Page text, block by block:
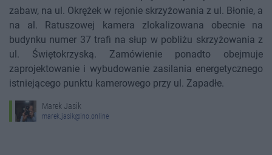
zabaw, na ul. Okrężek w rejonie skrzyżowania z ul. Błonie, a
na al. Ratuszowej kamera zlokalizowana obecnie na
budynku numer 37 trafi na słup w pobliżu skrzyżowania z
ul. Świętokrzyską. Zamówienie ponadto obejmuje
zaprojektowanie i wybudowanie zasilania energetycznego
istniejącego punktu kamerowego przy ul. Zapadłe.
Marek Jasik
marek.jasik@ino.online